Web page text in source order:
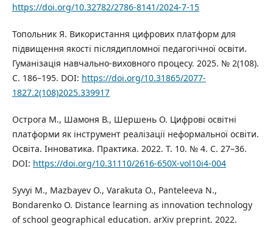
https://doi.org/10.32782/2786-8141/2024-7-15
Топольник Я. Використання цифрових платформ для
підвищення якості післядипломної педагогічної освіти.
Гуманізація навчально-виховного процесу. 2025. № 2(108).
С. 186–195. DOI: https://doi.org/10.31865/2077-
1827.2(108)2025.339917
Острога М., Шамоня В., Шершень О. Цифрові освітні
платформи як інструмент реалізації неформальної освіти.
Освіта. Інноватика. Практика. 2022. Т. 10. № 4. С. 27–36.
DOI: https://doi.org/10.31110/2616-650X-vol10i4-004
Syvyi M., Mazbayev O., Varakuta O., Panteleeva N.,
Bondarenko O. Distance learning as innovation technology
of school geographical education. arXiv preprint. 2022.